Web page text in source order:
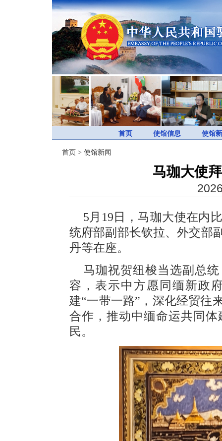
首页 使馆信息 使馆
首页 > 使馆新闻
马珈大使
5月19日，马珈大使在内
统府部副部长钦拉、外交部
丹等在座。
马珈祝贺纽梭当选副总
容，表示中方愿同缅新政
建“一带一路”，深化经贸往
合作，推动中缅命运共同
民。